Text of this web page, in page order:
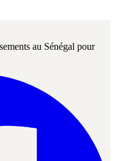
au Sénégal pour